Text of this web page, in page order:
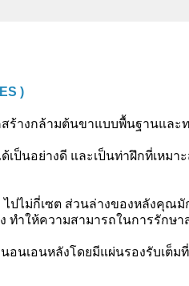
)
งกล้ามต้นขาแบบพื้นฐานและท
นอย่างดี และเป็นท่าฝึกที่เหมา
ไม่กี่เซต ส่วนล่างของหลังคุณมั
ทำให้ความสามารถในการรักษ
เอนหลังโดยมีแผ่นรองรับเต็ม